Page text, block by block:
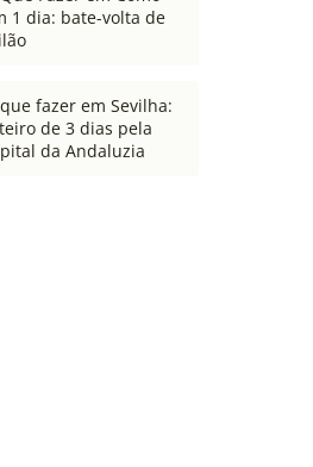
1 dia: bate-volta de
fazer em Sevilha:
de 3 dias pela
da Andaluzia